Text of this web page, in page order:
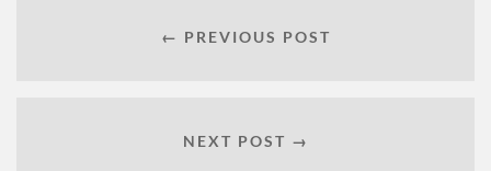
← PREVIOUS POST
NEXT POST →